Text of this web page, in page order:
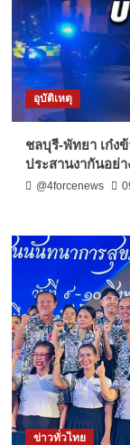
อุบัติเหตุ
ชลบุรี-พัทยา เก๋ง
ประสานงากันอย่า
@4forcenews
ข่าวทั่วไทย